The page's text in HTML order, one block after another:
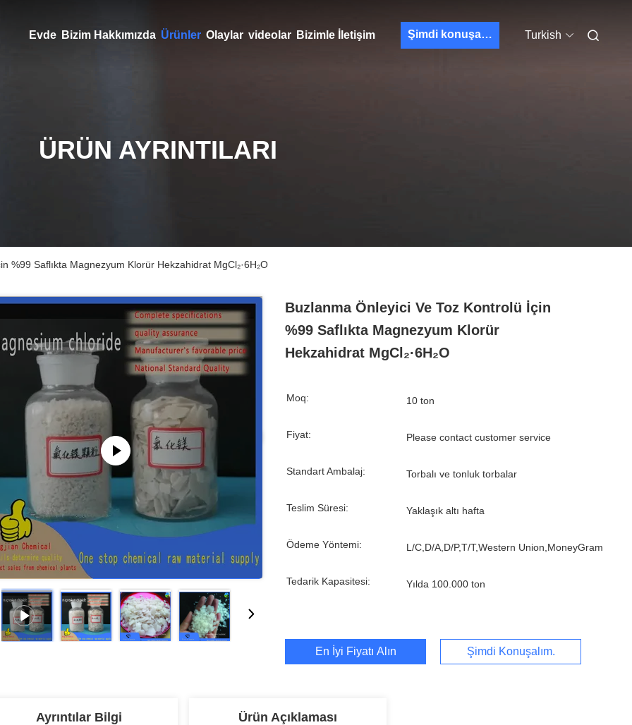
Evde Bizim Hakkımızda Ürünler Olaylar videolar Bizimle İletişim Şimdi konuşalım. Turkish
ÜRÜN AYRINTILARI
%99 Saflıkta Magnezyum Klorür Hekzahidrat MgCl₂·6H₂O
Buzlanma Önleyici Ve Toz Kontrolü İçin
%99 Saflıkta Magnezyum Klorür
Hekzahidrat MgCl₂·6H₂O
Moq: 10 ton
Fiyat: Please contact customer service
Standart Ambalaj: Torbalı ve tonluk torbalar
Teslim Süresi: Yaklaşık altı hafta
Ödeme Yöntemi: L/C,D/A,D/P,T/T,Western Union,MoneyGram
Tedarik Kapasitesi: Yılda 100.000 ton
En İyi Fiyatı Alın Şimdi Konuşalım.
Ayrıntılar Bilgi Ürün Açıklaması